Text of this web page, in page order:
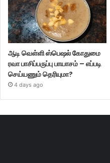
ஆடி வெள்ளி ஸ்பெஷல் கோதுமை
ரவா பாசிப்பருப்பு பாயாசம் – எப்படி
செய்யணும் தெரியுமா?
4 days ago